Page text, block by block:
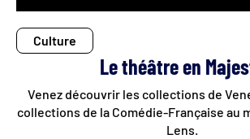
Culture
Le théâtre en
Venez découvrir les collections de
collections de la Comédie-Française au
Lens.